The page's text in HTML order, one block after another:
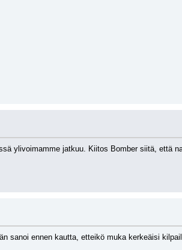
ylivoimamme jatkuu. Kiitos Bomber siitä, että
sanoi ennen kautta, etteikö muka kerkeäisi